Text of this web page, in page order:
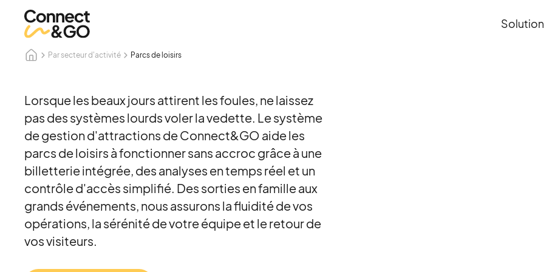
Par secteur d'activité Parcs de loisirs
Lorsque les beaux jours attirent les foules, ne laissez
pas des systèmes lourds voler la vedette. Le système
de gestion d'attractions de Connect&GO aide les
parcs de loisirs à fonctionner sans accroc grâce à une
billetterie intégrée, des analyses en temps réel et un
contrôle d'accès simplifié. Des sorties en famille aux
grands événements, nous assurons la fluidité de vos
opérations, la sérénité de votre équipe et le retour de
vos visiteurs.